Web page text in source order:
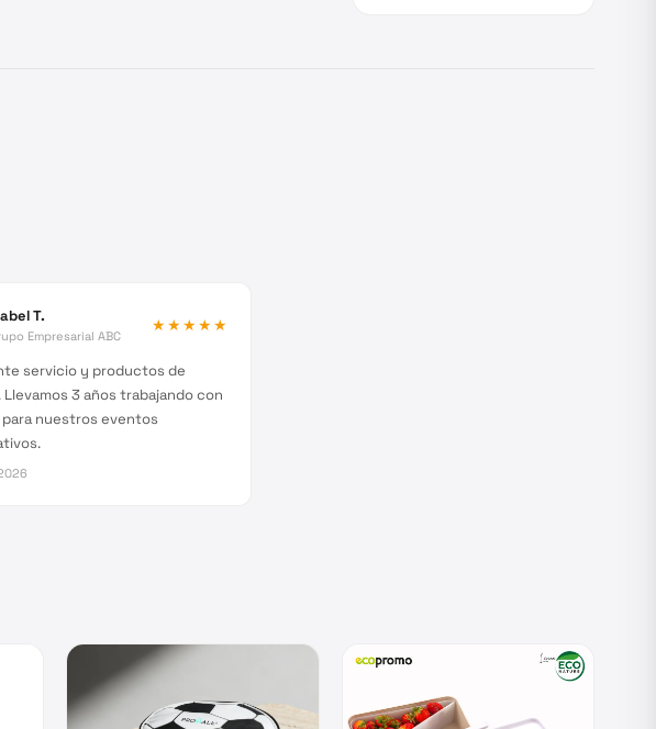
T.
Empresarial ABC
★★★★★
servicio y productos de
Llevamos 3 años trabajando con
para nuestros eventos